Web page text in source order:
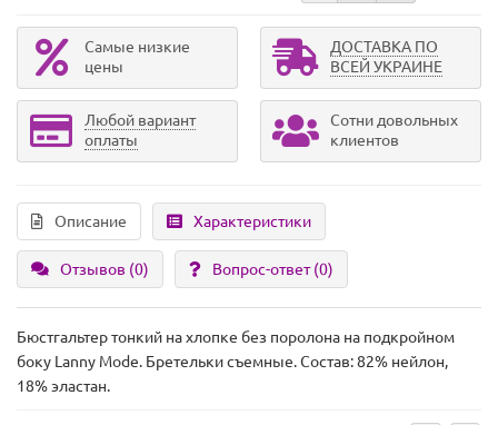
Самые низкие
цены
ДОСТАВКА ПО
ВСЕЙ УКРАИНЕ
Любой вариант
оплаты
Сотни довольных
клиентов
Описание Характеристики
Отзывов (0) Вопрос-ответ(0)
Бюстгальтер тонкий на хлопке без поролона на подкройном
боку Lanny Mode. Бретельки съемные. Состав: 82% нейлон,
18% эластан.